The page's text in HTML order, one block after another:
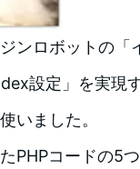
ンロボットの「
設定」を実現
いました。
PHPコードの5